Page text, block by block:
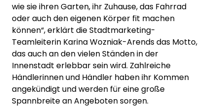
wie sie ihren Garten, ihr Zuhause, das Fahrrad
oder auch den eigenen Körper fit machen
können“, erklärt die Stadtmarketing-
Teamleiterin Karina Wozniak-Arends das Motto,
das auch an den vielen Ständen in der
Innenstadt erlebbar sein wird. Zahlreiche
Händlerinnen und Händler haben ihr Kommen
angekündigt und werden für eine große
Spannbreite an Angeboten sorgen.